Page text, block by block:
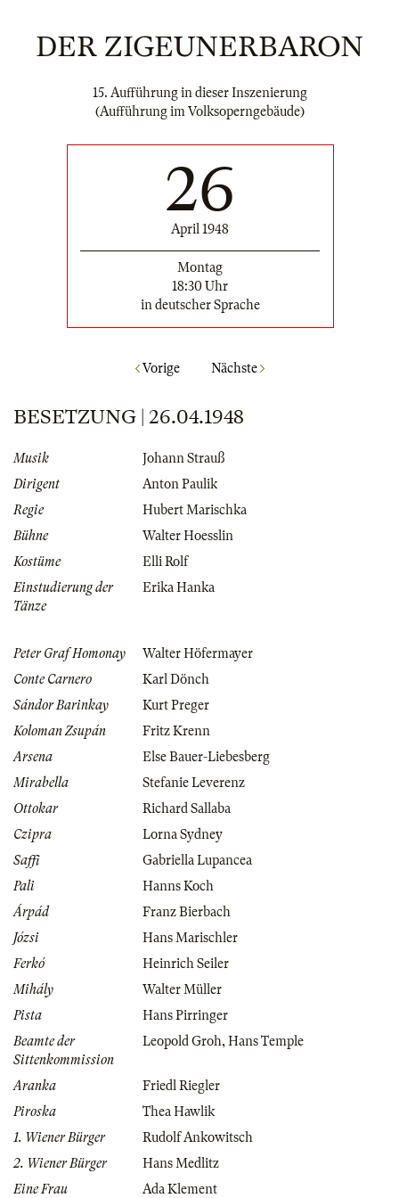
DER ZIGEUNERBARON
15. Aufführung in dieser Inszenierung
(Aufführung im Volksoperngebäude)
26
April 1948
Montag
18:30 Uhr
in deutscher Sprache
Vorige Nächste
BESETZUNG | 26.04.1948
Musik
Johann Strauß
Dirigent
Anton Paulik
Regie
Hubert Marischka
Bühne
Walter Hoesslin
Kostüme
Elli Rolf
Einstudierung der
Tänze
Erika Hanka
Peter Graf Homonay
Walter Höfermayer
Conte Carnero
Karl Dönch
Sándor Barinkay
Kurt Preger
Koloman Zsupán
Fritz Krenn
Arsena
Else Bauer-Liebesberg
Mirabella
Stefanie Leverenz
Ottokar
Richard Sallaba
Czipra
Lorna Sydney
Saffi
Gabriella Lupancea
Pali
Hanns Koch
Árpád
Franz Bierbach
Józsi
Hans Marischler
Ferkó
Heinrich Seiler
Mihály
Walter Müller
Pista
Hans Pirringer
Beamte der
Sittenkommission
Leopold Groh,Hans Temple
Aranka
Friedl Riegler
Piroska
Thea Hawlik
1. Wiener Bürger
Rudolf Ankowitsch
2. Wiener Bürger
Hans Medlitz
Eine Frau
Ada Klement